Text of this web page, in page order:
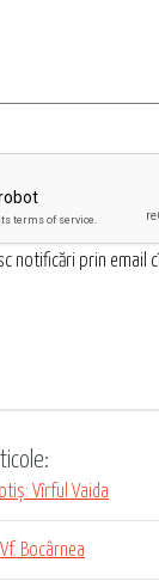
notificări prin email
Vîrful Vaida
Bocârnea